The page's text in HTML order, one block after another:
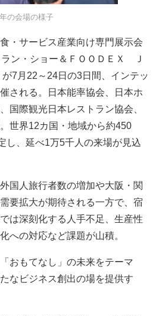
の会場の様子
・サービス産業向け専門展示会
ラン・ショー＆ＦＯＯＤＥＸ Ｊ
7月22～24日の3日間、インテッ
される。日本能率協会、日本ホ
国際観光日本レストラン協会、
世界12カ国・地域から約450
し、延べ1万5千人の来場が見込
国人旅行者数の増加や大阪・関
要拡大が期待される一方で、宿
は深刻化する人手不足、生産性
への対応など課題が山積。
おもてなし」の未来をテーマ
なビジネス創出の場を提供す